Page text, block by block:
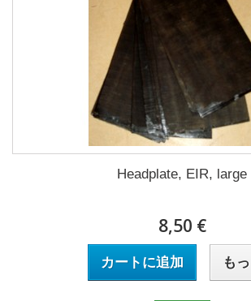
Headplate, EIR, large
8,50 €
カートに追加 も